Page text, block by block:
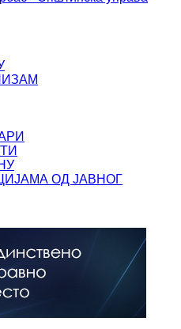
ОД ЈАВНОГ